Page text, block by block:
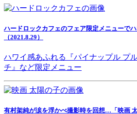
ハードロックカフェのフェア限定メニューで
（2021.8.29）
ハワイ感あふれる『パイナップル プ
チ』など限定メニュー
有村架純が涙を浮かべ撮影時を回想…「映画